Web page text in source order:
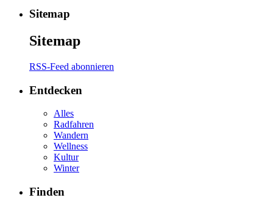
Sitemap
Sitemap
RSS-Feed abonnieren
Entdecken
Alles
Radfahren
Wandern
Wellness
Kultur
Winter
Finden